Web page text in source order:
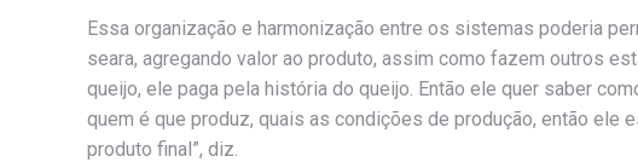
Essa organização e harmonização entre os sistemas poderia
seara, agregando valor ao produto, assim como fazem outros
queijo, ele paga pela história do queijo. Então ele quer saber
quem é que produz, quais as condições de produção, então ele
produto final”, diz.